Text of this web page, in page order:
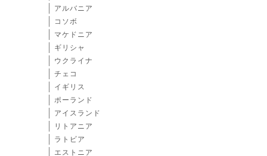
アルバニア
コソボ
マケドニア
ギリシャ
ウクライナ
チェコ
イギリス
ポーランド
アイスランド
リトアニア
ラトビア
エストニア